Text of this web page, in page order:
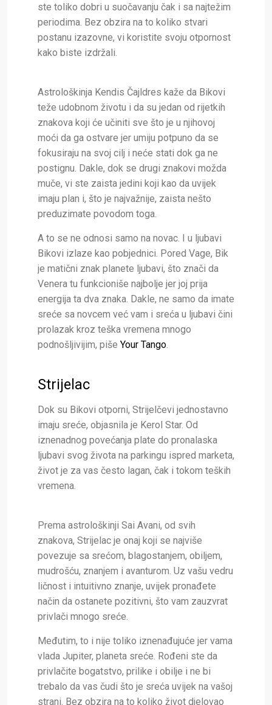
ste toliko dobri u suočavanju čak i sa najtežim
periodima. Bez obzira na to koliko stvari
postanu izazovne, vi koristite svoju otpornost
kako biste izdržali.
Astrološkinja Kendis Čajldres kaže da Bikovi
teže udobnom životu i da su jedan od rijetkih
znakova koji će učiniti sve što je u njihovoj
moći da ga ostvare jer umiju potpuno da se
fokusiraju na svoj cilj i neće stati dok ga ne
postignu. Dakle, dok se drugi znakovi možda
muče, vi ste zaista jedini koji kao da uvijek
imaju plan i, što je najvažnije, zaista nešto
preduzimate povodom toga.
A to se ne odnosi samo na novac. I u ljubavi
Bikovi izlaze kao pobjednici. Pored Vage, Bik
je matični znak planete ljubavi, što znači da
Venera tu funkcioniše najbolje jer joj prija
energija ta dva znaka. Dakle, ne samo da imate
sreće sa novcem već vam i sreća u ljubavi čini
prolazak kroz teška vremena mnogo
podnošljivijim, piše Your Tango
Strijelac
Dok su Bikovi otporni, Strijelčevi jednostavno
imaju sreće, objasnila je Kerol Star. Od
iznenadnog povećanja plate do pronalaska
ljubavi svog života na parkingu ispred marketa,
život je za vas često lagan, čak i tokom teških
vremena.
Prema astrološkinji Sai Avani, od svih
znakova, Strijelac je onaj koji se najviše
povezuje sa srećom, blagostanjem, obiljem,
mudrošću, znanjem i avanturom. Uz vašu vedru
ličnost i intuitivno znanje, uvijek pronađete
način da ostanete pozitivni, što vam zauzvrat
privlači mnogo sreće.
Međutim, to i nije toliko iznenađujuće jer vama
vlada Jupiter, planeta sreće. Rođeni ste da
privlačite bogatstvo, prilike i obilje i ne bi
trebalo da vas čudi što je sreća uvijek na vašoj
strani. Bez obzira na to koliko život djelovao